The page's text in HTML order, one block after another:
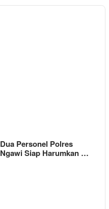
Dua Personel Polres
Ngawi Siap Harumkan …